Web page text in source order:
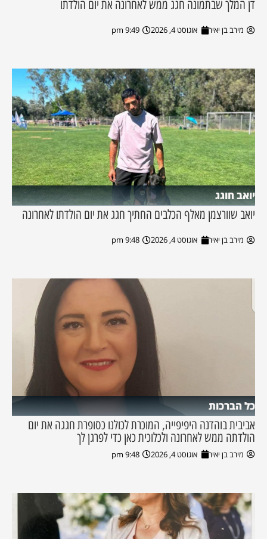
דן המלך שבתמונה חגג ממש לאחרונה את יום הולדתו
מירב בן יאיר אוגוסט 4, 2026 9:49 pm
יואב חוגג
יואב שוורצמן מאלף הכלבים החתיך חגג את יום הולדתו לאחרונה
מירב בן יאיר אוגוסט 4, 2026 9:48 pm
כל הברכות
אביבית בוהדנה היפיפייה, המוכרת לכולנו כסופרת חגגה את יום
הולדתה ממש לאחרונה ולכלוכית כאן כדי לפרגן לך
מירב בן יאיר אוגוסט 4, 2026 9:48 pm